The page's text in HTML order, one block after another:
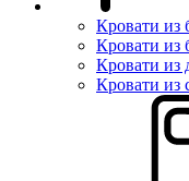
Кровати из
Кровати из
Кровати из
Кровати из